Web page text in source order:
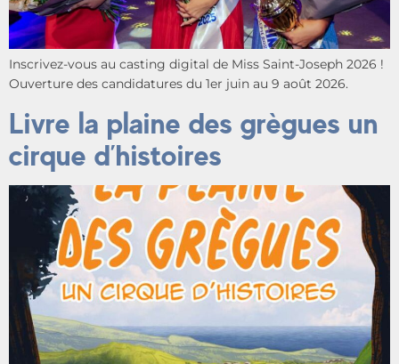
Inscrivez-vous au casting digital de Miss Saint-Joseph 2026 !
Ouverture des candidatures du 1er juin au 9 août 2026.
Livre la plaine des grègues un
cirque d’histoires